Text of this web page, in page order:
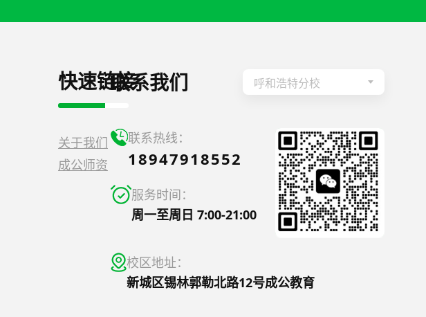
快速链接
关于我们
成公师资
联系我们 呼和浩特分校
联系热线：
18947918552
服务时间：
周一至周日 7:00-21:00
校区地址：
新城区锡林郭勒北路12号成公教育